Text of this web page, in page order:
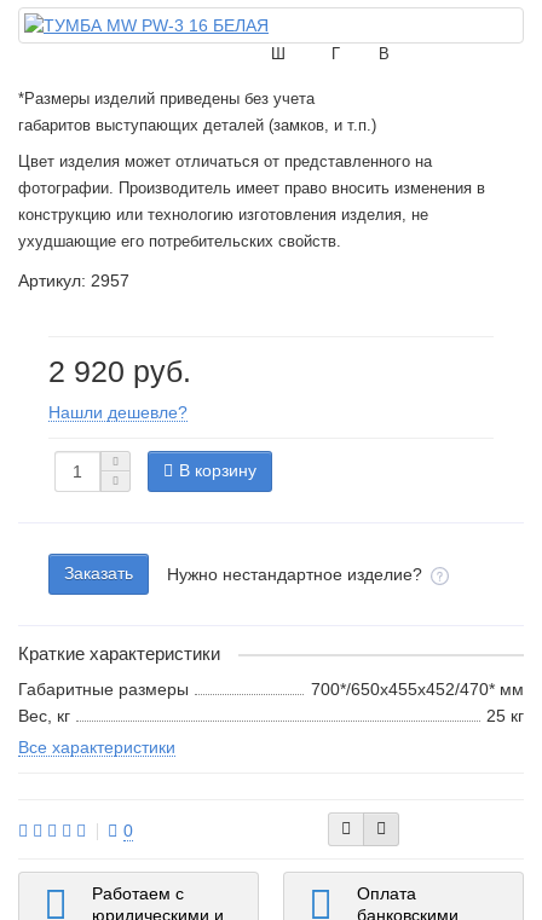
Ш В
Г
*Размеры изделий приведены без учета
габаритов выступающих деталей (замков, и т.п.)
Цвет изделия может отличаться от представленного на
фотографии. Производитель имеет право вносить изменения в
конструкцию или технологию изготовления изделия, не
ухудшающие его потребительских свойств.
Артикул: 2957
2 920 руб.
Нашли дешевле?
В корзину
Заказать Нужно нестандартное изделие?
Краткие характеристики
Габаритные размеры
700*/650x455x452/470* мм
Вес, кг
25 кг
Все характеристики
0
Работаем с
юридическими и
Оплата
банковскими